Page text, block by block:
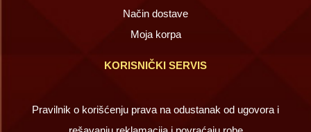
Način dostave
Moja korpa
KORISNIČKI SERVIS
Pravilnik o korišćenju prava na odustanak od ugovora i